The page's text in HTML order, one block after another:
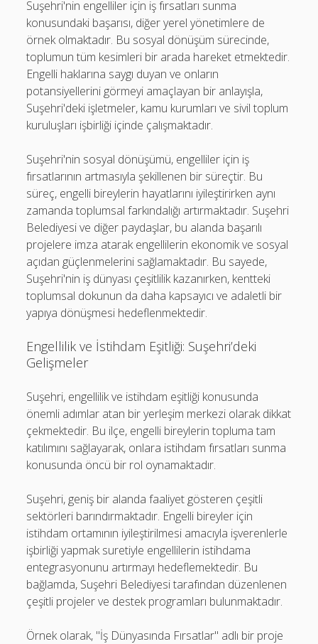
Suşehri'nin engelliler için iş fırsatları sunma
konusundaki başarısı, diğer yerel yönetimlere de
örnek olmaktadır. Bu sosyal dönüşüm sürecinde,
toplumun tüm kesimleri bir arada hareket etmektedir.
Engelli haklarına saygı duyan ve onların
potansiyellerini görmeyi amaçlayan bir anlayışla,
Suşehri'deki işletmeler, kamu kurumları ve sivil toplum
kuruluşları işbirliği içinde çalışmaktadır.
Suşehri'nin sosyal dönüşümü, engelliler için iş
fırsatlarının artmasıyla şekillenen bir süreçtir. Bu
süreç, engelli bireylerin hayatlarını iyileştirirken aynı
zamanda toplumsal farkındalığı artırmaktadır. Suşehri
Belediyesi ve diğer paydaşlar, bu alanda başarılı
projelere imza atarak engellilerin ekonomik ve sosyal
açıdan güçlenmelerini sağlamaktadır. Bu sayede,
Suşehri'nin iş dünyası çeşitlilik kazanırken, kentteki
toplumsal dokunun da daha kapsayıcı ve adaletli bir
yapıya dönüşmesi hedeflenmektedir.
Engellilik ve İstihdam Eşitliği: Suşehri’deki
Gelişmeler
Suşehri, engellilik ve istihdam eşitliği konusunda
önemli adımlar atan bir yerleşim merkezi olarak dikkat
çekmektedir. Bu ilçe, engelli bireylerin topluma tam
katılımını sağlayarak, onlara istihdam fırsatları sunma
konusunda öncü bir rol oynamaktadır.
Suşehri, geniş bir alanda faaliyet gösteren çeşitli
sektörleri barındırmaktadır. Engelli bireyler için
istihdam ortamının iyileştirilmesi amacıyla işverenlerle
işbirliği yapmak suretiyle engellilerin istihdama
entegrasyonunu artırmayı hedeflemektedir. Bu
bağlamda, Suşehri Belediyesi tarafından düzenlenen
çeşitli projeler ve destek programları bulunmaktadır.
Örnek olarak, "İş Dünyasında Fırsatlar" adlı bir proje